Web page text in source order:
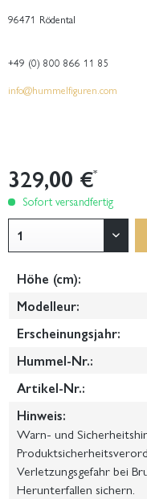
96471 Rödental
+49 (0) 800 866 11 85
info@hummelfiguren.com
329,00 €*
Sofort versandfertig
Höhe (cm):
Modelleur:
Erscheinungsjahr:
Hummel-Nr.:
Artikel-Nr.:
Hinweis:
Warn- und
Verletzungsgefahr bei
Herunterfallen sichern.